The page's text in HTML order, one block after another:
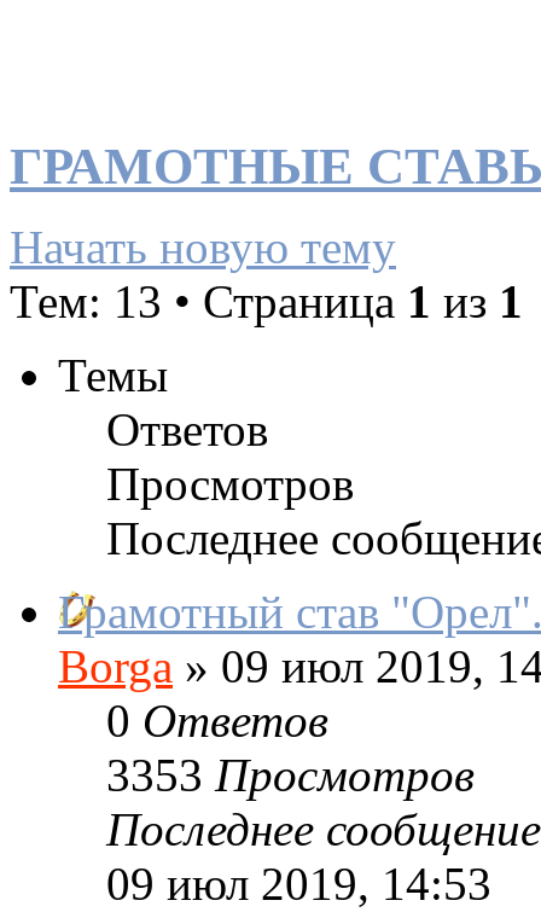
ГРАМОТНЫЕ
Начать новую тему
Тем: 13 • Страница 1 из 1
Темы
Ответов
Просмотров
Последнее
Грамотный став
Borga » 09 июл 2019,
0 Ответов
3353 Просмотров
Последнее сообщение
09 июл 2019, 14:53